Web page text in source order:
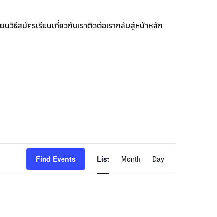
นวิธีสมัครเรียนเกี่ยวกับเราติดต่อเรากลับสู่หน้าหลัก
Find Events Event
Views
List Month Day